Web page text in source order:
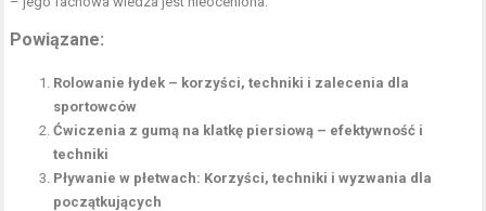
Powiązane:
Rolowanie łydek – korzyści, techniki i zalecenia dla
sportowców
Ćwiczenia z gumą na klatkę piersiową – efektywność i
techniki
Pływanie w płetwach: Korzyści, techniki i wyzwania dla
początkujących